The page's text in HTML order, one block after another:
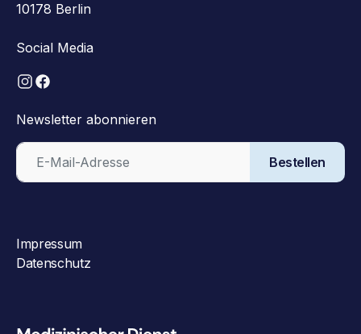
10178 Berlin
Social Media
Newsletter abonnieren
Bestellen
Impressum
Datenschutz